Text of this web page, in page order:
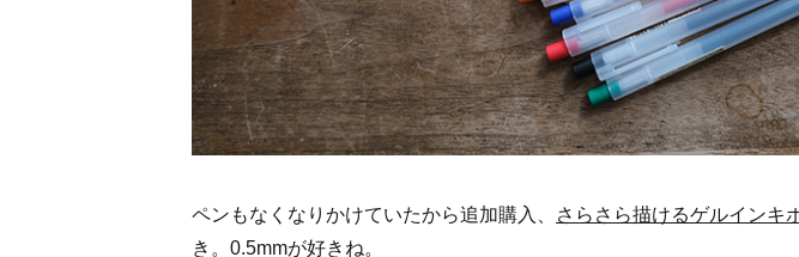
ペンもなくなりかけていたから追加購入、 さらさら描けるゲルインキ
き。0.5mmが好きね。